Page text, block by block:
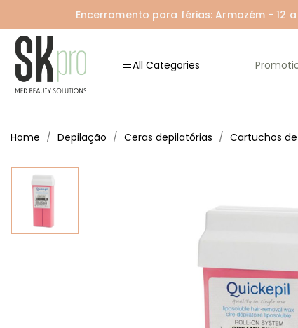
Encerramento para férias: Armazém - 12
All Categories
Home Depilação Ceras depilatórias Cartuchos